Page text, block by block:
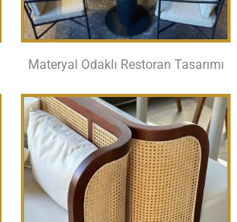
Materyal Odaklı Restoran Tasarımı